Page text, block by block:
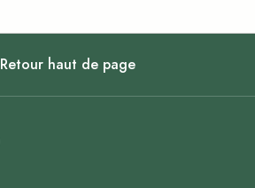
Retour haut de page